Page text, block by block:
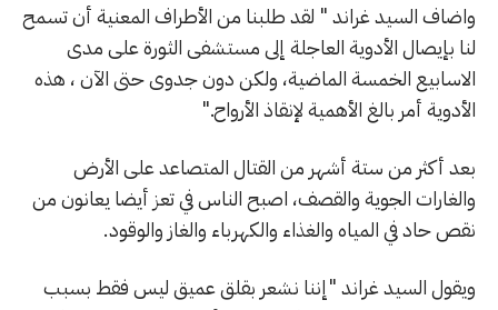
واضاف السيد غراند " لقد طلبنا من الأطراف المعنية أن تسمح
لنا بإيصال الأدوية العاجلة إلى مستشفى الثورة على مدى
الاسابيع الخمسة الماضية، ولكن دون جدوى حتى الآن ، هذه
الأدوية أمر بالغ الأهمية لإنقاذ الأرواح."
بعد أكثر من ستة أشهر من القتال المتصاعد على الأرض
والغارات الجوية والقصف، اصبح الناس في تعز أيضا يعانون من
نقص حاد في المياه والغذاء والكهرباء والغاز والوقود.
ويقول السيد غراند "إننا نشعر بقلق عميق ليس فقط بسبب